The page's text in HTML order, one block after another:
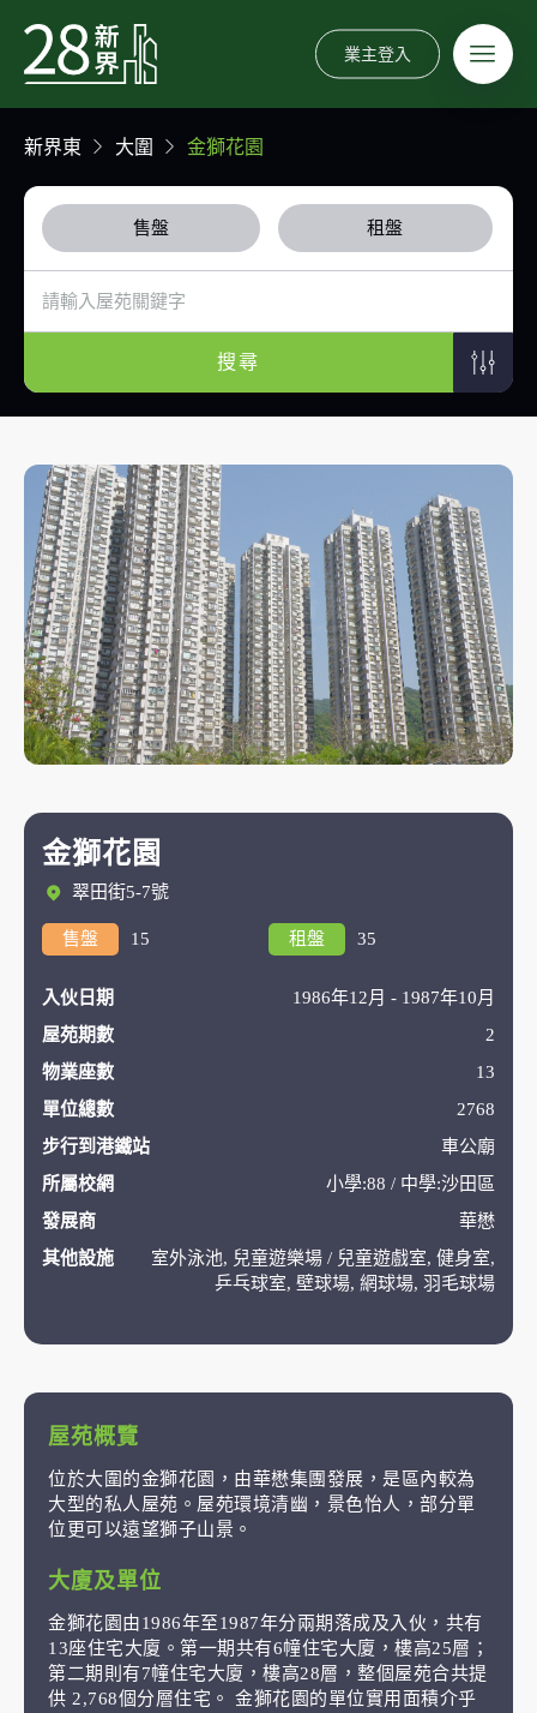
業主登入
新界東 大圍 金獅花園
售盤 租盤
搜尋
金獅花園
翠田街5-7號
售盤 15 租盤 35
入伙日期
1986年12月 - 1987年10月
屋苑期數
2
物業座數
13
單位總數
2768
步行到港鐵站
車公廟
所屬校網
小學:88 / 中學:沙田區
發展商
華懋
其他設施
室外泳池, 兒童遊樂場 / 兒童遊戲室, 健身室,
乒乓球室, 壁球場, 網球場, 羽毛球場
屋苑概覽
位於大圍的金獅花園，由華懋集團發展，是區內較為
大型的私人屋苑。屋苑環境清幽，景色怡人，部分單
位更可以遠望獅子山景。
大廈及單位
金獅花園由1986年至1987年分兩期落成及入伙，共有
13座住宅大廈。第一期共有6幢住宅大廈，樓高25層；
第二期則有7幢住宅大廈，樓高28層，整個屋苑合共提
供 2,768個分層住宅。 金獅花園的單位實用面積介乎